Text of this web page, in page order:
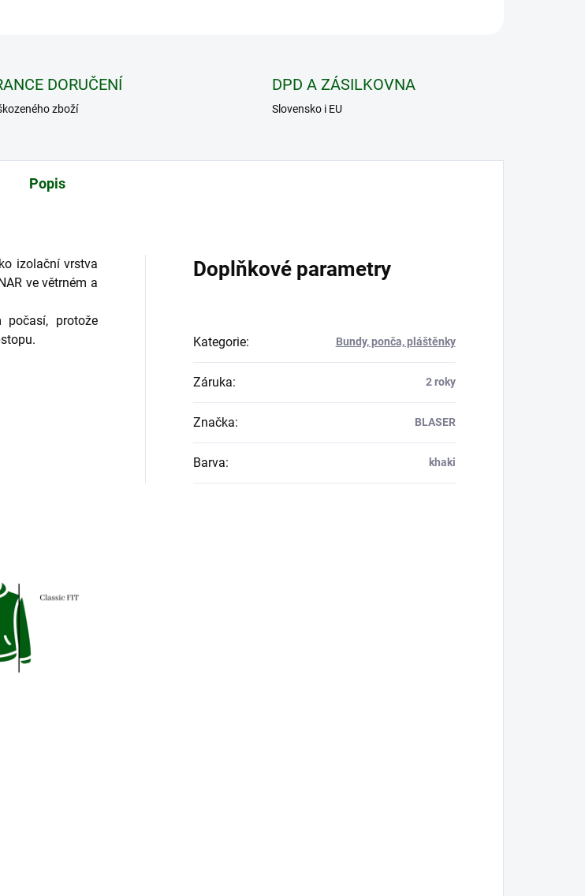
DORUČENÍ
zboží
DPD A ZÁSILKOVNA
Slovensko i EU
Popis
izolační vrstva
ve větrném a
protože
Doplňkové parametry
Kategorie: Bundy, ponča, pláštěnky
Záruka: 2 roky
Značka: BLASER
Barva: khaki